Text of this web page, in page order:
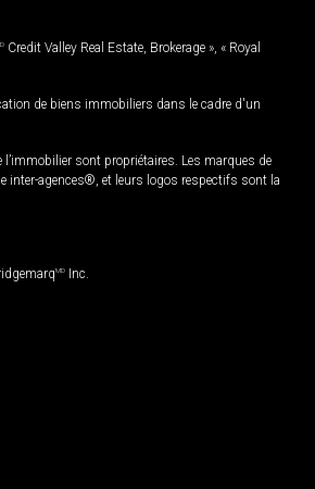
Credit Valley Real Estate, Brokerage », « Royal
de biens immobiliers dans le cadre d'un
sont propriétaires. Les marques de
inter-agences®, et leurs logos respectifs sont la
MD Inc.